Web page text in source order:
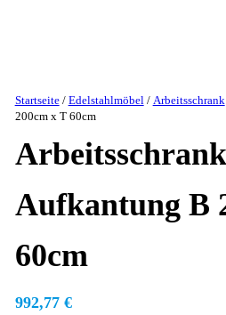
Startseite/ Edelstahlmöbel/ Arbeitsschrank
200cm x T 60cm
Aufkantung B
60cm
992,77 €